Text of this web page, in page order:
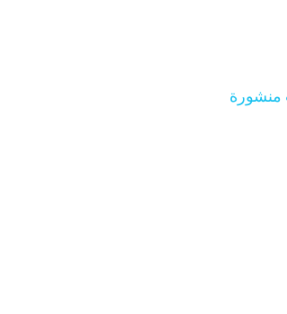
منشورة